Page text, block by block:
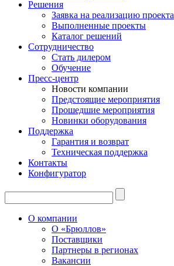
Решения
Заявка на реализацию проекта
Выполненные проекты
Каталог решений
Сотрудничество
Стать дилером
Обучение
Пресс-центр
Новости компании
Предстоящие мероприятия
Прошедшие мероприятия
Новинки оборудования
Поддержка
Гарантия и возврат
Техническая поддержка
Контакты
Конфигуратор
О компании
О «Брюллов»
Поставщики
Партнеры в регионах
Вакансии